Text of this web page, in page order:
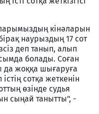
кінәларын
наурыздың 17 сот
деп танып, алып
болады. Соған
да жоққа шығаруға
сотқа жеткенін
өзінде судья
сыңай танытты", -